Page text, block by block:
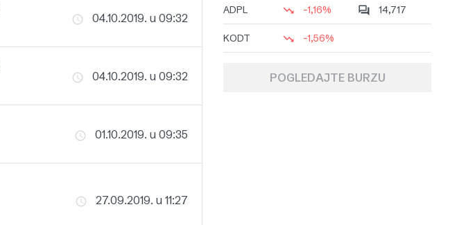
04.10.2019. u 09:32
04.10.2019. u 09:32
01.10.2019. u 09:35
27.09.2019. u 11:27
ADPL -1,16% 14,717
KODT -1,56%
POGLEDAJTE BURZU